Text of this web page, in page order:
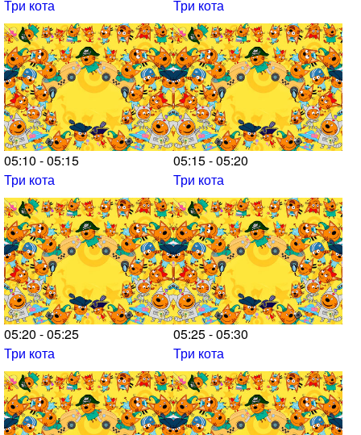
Три кота Три кота
05:10 - 05:15
Три кота
05:15 - 05:20
Три кота
05:20 - 05:25
Три кота
05:25 - 05:30
Три кота